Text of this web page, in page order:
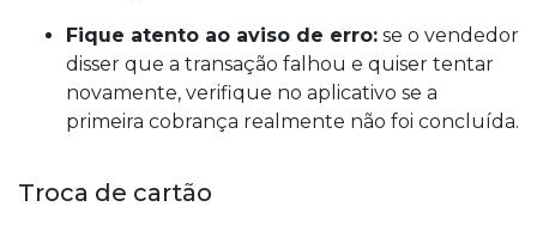
Fique atento ao aviso de erro: se o vendedor
disser que a transação falhou e quiser tentar
novamente, verifique no aplicativo se a
primeira cobrança realmente não foi concluída.
Troca de cartão